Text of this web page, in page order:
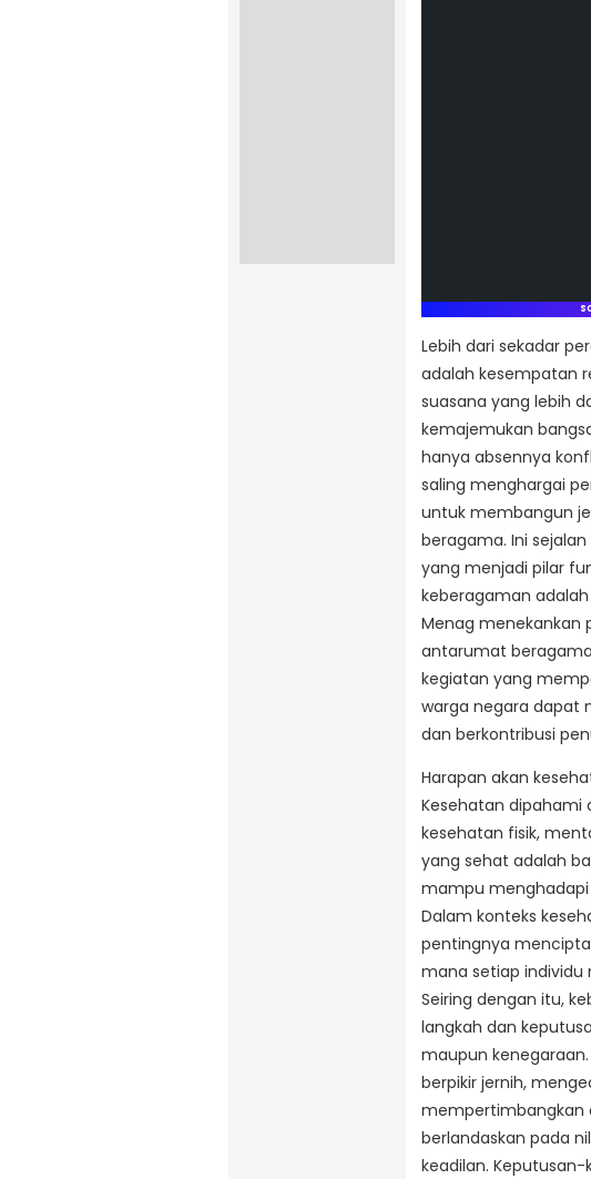
Lebih dari sekadar
adalah kesempatan
suasana yang lebih
kemajemukan
hanya absennya
saling menghargai
untuk membangun
beragama. Ini
yang menjadi pilar
keberagaman
Menag menekankan
antarumat
kegiatan yang
warga negara dapat
dan berkontribusi
Harapan akan
Kesehatan dipahami
kesehatan fisik,
yang sehat adalah
mampu menghadapi
Dalam konteks
pentingnya
mana setiap individu
Seiring dengan itu,
langkah dan
maupun
berpikir jernih,
mempertimbangkan
berlandaskan pada
keadilan.